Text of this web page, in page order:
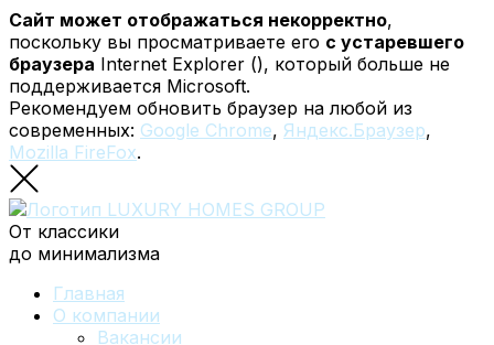
Сайт может отображаться некорректно,
поскольку вы просматриваете его с устаревшего
браузера Internet Explorer (), который больше не
поддерживается Microsoft.
Рекомендуем обновить браузер на любой из
современных: Google Chrome, Яндекс.Браузер,
Mozilla FireFox.
От классики
до минимализма
Главная
О компании
Вакансии